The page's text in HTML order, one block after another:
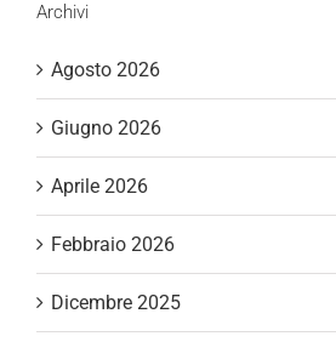
Archivi
Agosto 2026
Giugno 2026
Aprile 2026
Febbraio 2026
Dicembre 2025